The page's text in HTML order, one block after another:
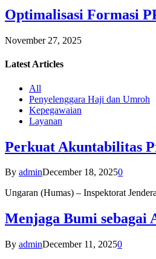
Optimalisasi Formasi
November 27, 2025
Latest Articles
All
Penyelenggara Haji dan Umroh
Kepegawaian
Layanan
Perkuat Akuntabilitas
By adminDecember 18, 20250
Ungaran (Humas) – Inspektorat
Menjaga Bumi sebagai
By adminDecember 11, 20250